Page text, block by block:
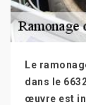
Le
dans le
œuvre est